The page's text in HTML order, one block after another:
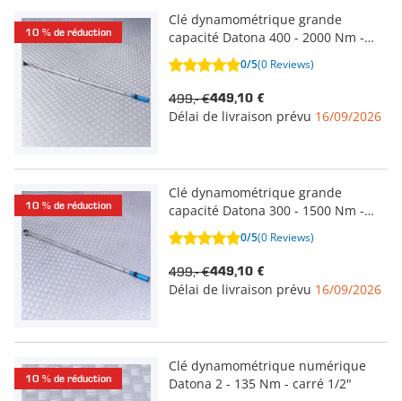
10 % de réduction
Clé dynamométrique grande
capacité Datona 400 - 2000 Nm -
carré 1"
0/5(0 Reviews)
449,10 €
499,- €
Délai de livraison prévu 16/09/2026
10 % de réduction
Clé dynamométrique grande
capacité Datona 300 - 1500 Nm -
carré 1"
0/5(0 Reviews)
449,10 €
499,- €
Délai de livraison prévu 16/09/2026
10 % de réduction
Clé dynamométrique numérique
Datona 2 - 135 Nm - carré 1/2"